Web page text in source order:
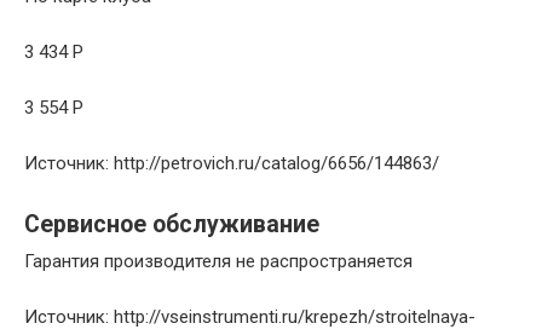
3 434Р
3 554Р
Источник: http://petrovich.ru/catalog/6656/144863/
Сервисное обслуживание
Гарантия производителя не распространяется
Источник: http://vseinstrumenti.ru/krepezh/stroitelnaya-